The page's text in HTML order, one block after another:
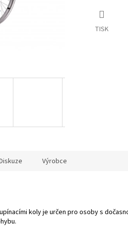
TISK
Výrobce
koly je určen pro osoby s